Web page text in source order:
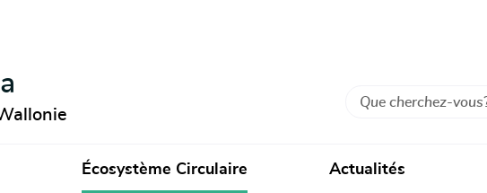
Rechercher
Écosystème Circulaire Actualités